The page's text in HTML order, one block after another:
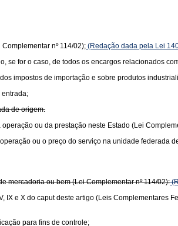
nº 114/02); (Redação dada pela Lei
se for o caso, de todos os encargos relacionados
impostos de importação e sobre produtos
entrada;
de origem.
ou da prestação neste Estado (Lei
ou o preço do serviço na unidade federada
mercadoria ou bem (Lei Complementar nº 114/02):
e X do caput deste artigo (Leis Complementares
para fins de controle;